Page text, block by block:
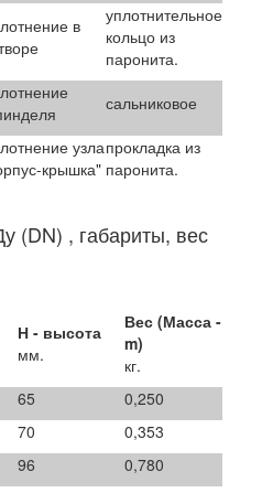
в
уплотнительное
кольцо из
паронита.
сальниковое
узла
крышка"
прокладка из
паронита.
(DN) , габариты, вес
Н - высота
мм.
Вес (Масса -
m)
кг.
65
0,250
70
0,353
96
0,780